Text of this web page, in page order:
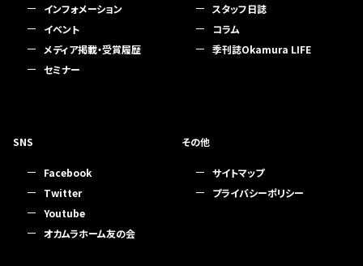
インフォメーション
イベント
メディア掲載・受賞履歴
セミナー
スタッフ日誌
コラム
季刊誌Okamura LIFE
SNS
Facebook
Twitter
Youtube
オカムラホーム友の会
その他
サイトマップ
プライバシーポリシー